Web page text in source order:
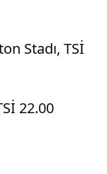
Stadı, TSİ
22.00